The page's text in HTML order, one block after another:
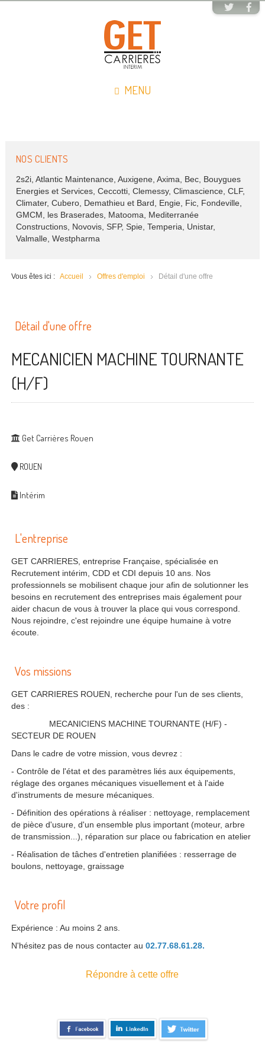
MENU
NOS CLIENTS
2s2i, Atlantic Maintenance, Auxigene, Axima, Bec, Bouygues
Energies et Services, Ceccotti, Clemessy, Climascience, CLF,
Climater, Cubero, Demathieu et Bard, Engie, Fic, Fondeville,
GMCM, les Braserades, Matooma, Mediterranée
Constructions, Novovis, SFP, Spie, Temperia, Unistar,
Valmalle, Westpharma
Vous êtes ici : Accueil Offres d'emploi Détail d'une offre
Détail d'une offre
MECANICIEN MACHINE TOURNANTE
(H/F)
Get Carrières Rouen
ROUEN
Intérim
L'entreprise
GET CARRIERES, entreprise Française, spécialisée en
Recrutement intérim, CDD et CDI depuis 10 ans. Nos
professionnels se mobilisent chaque jour afin de solutionner les
besoins en recrutement des entreprises mais également pour
aider chacun de vous à trouver la place qui vous correspond.
Nous rejoindre, c'est rejoindre une équipe humaine à votre
écoute.
Vos missions
GET CARRIERES ROUEN, recherche pour l'un de ses clients,
des :
MECANICIENS MACHINE TOURNANTE (H/F) -
SECTEUR DE ROUEN
Dans le cadre de votre mission, vous devrez :
- Contrôle de l'état et des paramètres liés aux équipements,
réglage des organes mécaniques visuellement et à l'aide
d'instruments de mesure mécaniques.
- Définition des opérations à réaliser : nettoyage, remplacement
de pièce d'usure, d'un ensemble plus important (moteur, arbre
de transmission...), réparation sur place ou fabrication en atelier
- Réalisation de tâches d'entretien planifiées : resserrage de
boulons, nettoyage, graissage
Votre profil
Expérience : Au moins 2 ans.
N'hésitez pas de nous contacter au 02.77.68.61.28.
Répondre à cette offre